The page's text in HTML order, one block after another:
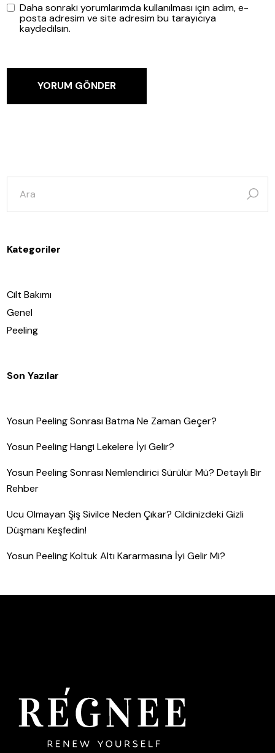
Daha sonraki yorumlarımda kullanılması için adım, e-
posta adresim ve site adresim bu tarayıcıya
kaydedilsin.
YORUM GÖNDER
şunun
ara:
Kategoriler
Cilt Bakımı
Genel
Peeling
Son Yazılar
Yosun Peeling Sonrası Batma Ne Zaman Geçer?
Yosun Peeling Hangi Lekelere İyi Gelir?
Yosun Peeling Sonrası Nemlendirici Sürülür Mü? Detaylı Bir
Rehber
Ucu Olmayan Şiş Sivilce Neden Çıkar? Cildinizdeki Gizli
Düşmanı Keşfedin!
Yosun Peeling Koltuk Altı Kararmasına İyi Gelir Mi?